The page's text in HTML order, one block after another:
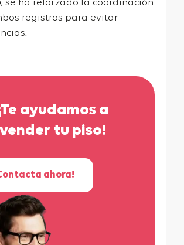
, se ha reforzado la coordinación
registros para evitar
ayudamos a
vender tu piso!
ahora!